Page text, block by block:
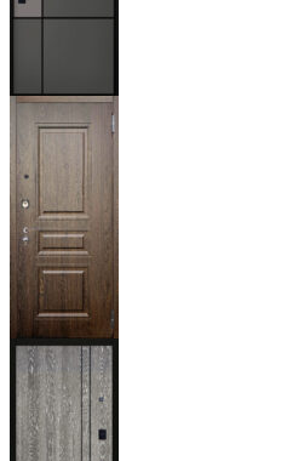
Мичиган
Магистр
Дуб кантри
тёмный